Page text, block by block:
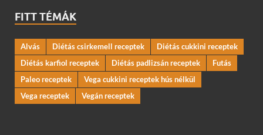
FITT TÉMÁK
Alvás Diétás csirkemell receptek
Diétás cukkini receptek
Diétás karfiol receptek
Diétás padlizsán receptek
Futás
Paleo receptek
Vega cukkini receptek hús nélkül
Vega receptek
Vegán receptek